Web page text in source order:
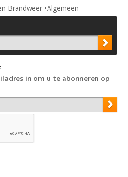
Brandweer Algemeen
in om u te abonneren op